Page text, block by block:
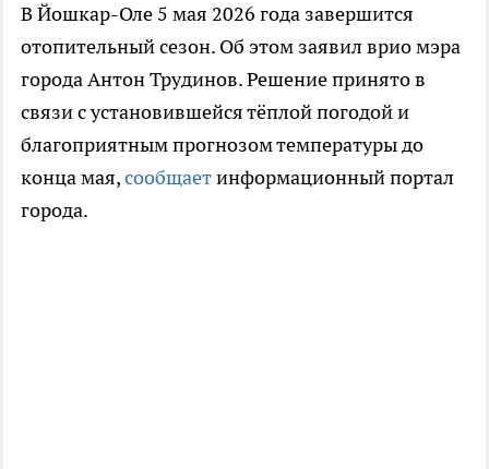
В Йошкар-Оле 5 мая 2026 года завершится
отопительный сезон. Об этом заявил врио мэра
города Антон Трудинов. Решение принято в
связи с установившейся тёплой погодой и
благоприятным прогнозом температуры до
конца мая,сообщаетинформационный портал
города.